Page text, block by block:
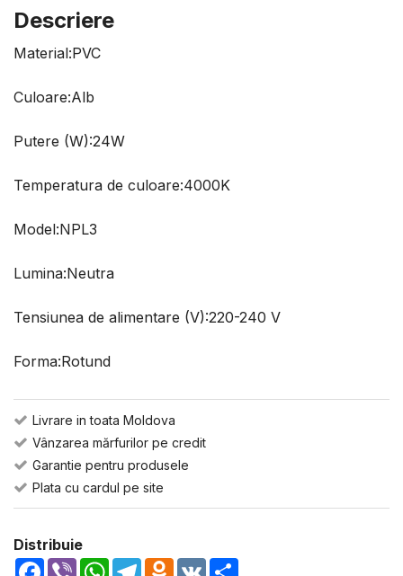
Descriere
Material:PVC
Culoare:Alb
Putere (W):24W
Temperatura de culoare:4000K
Model:NPL3
Lumina:Neutra
Tensiunea de alimentare (V):220-240 V
Forma:Rotund
Livrare in toata Moldova
Vânzarea mărfurilor pe credit
Garantie pentru produsele
Plata cu cardul pe site
Distribuie
Facebook
Viber WhatsApp
TelegramOdnoklassniki
VK